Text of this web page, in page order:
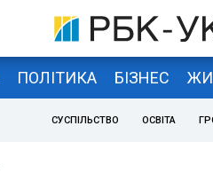
ПОЛІТИКА БІЗНЕС
СУСПІЛЬСТВО ОСВІТА